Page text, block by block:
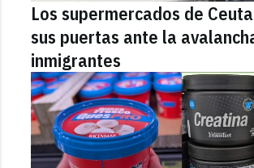
Los supermercados de
sus puertas ante la
inmigrantes